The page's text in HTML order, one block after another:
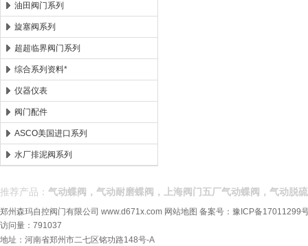
油田阀门系列
旋塞阀系列
超超临界阀门系列
综合系列资料*
仪器仪表
阀门配件
ASCO美国进口系列
水厂排泥阀系列
推荐产品： 气动蝶阀，气动耐磨蝶阀，上海阀门五厂气动蝶阀，气动脱
郑州森玛自控阀门有限公司 www.d671x.com 网站地图 备案号： 豫ICP备17011299
访问量：791037
地址：河南省郑州市二七区铭功路148号-A